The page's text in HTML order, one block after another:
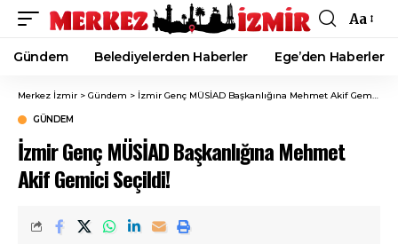
Font
Resizer
Aa
Gündem Belediyelerden Haberler Ege’den Haberler
Merkez İzmir > Gündem > İzmir Genç MÜSİAD Başkanlığına Mehmet Akif Gemici Seçildi!
GÜNDEM
İzmir Genç MÜSİAD Başkanlığına Mehmet
Akif Gemici Seçildi!